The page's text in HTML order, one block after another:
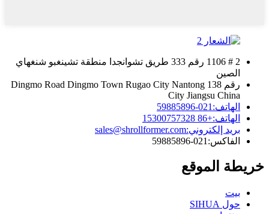
2 # 1106 رقم 333 طريق تشوانجدا منطقة تشينغبو شنغهاي
الصين
رقم 138 Dingmo Road Dingmo Town Rugao City Nantong
City Jiangsu China
الهاتف: 021-59885896
الهاتف:+86 15300757328
بريد إلكتروني:sales@shrollformer.com
الفاكس: 021-59885896
خريطة الموقع
بيت
حول SIHUA